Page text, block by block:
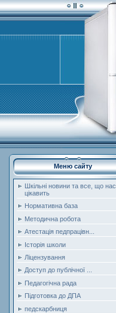
Меню сайту
Шкільні новини та все, що нас
цікавить
Нормативна база
Методична робота
Атестація педпрацівн...
Історія школи
Ліцензування
Доступ до публічної ...
Педагогічна рада
Підготовка до ДПА
педскарбниця